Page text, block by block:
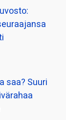
saa? Suuri